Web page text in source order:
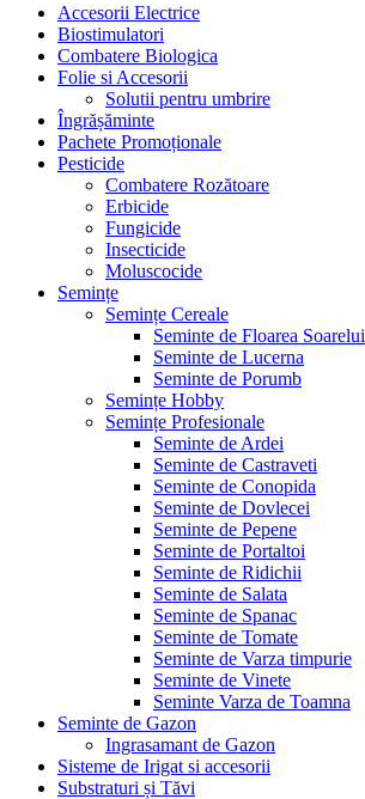
Accesorii Electrice
Biostimulatori
Combatere Biologica
Folie si Accesorii
Solutii pentru umbrire
Îngrășăminte
Pachete Promoționale
Pesticide
Combatere Rozătoare
Erbicide
Fungicide
Insecticide
Moluscocide
Semințe
Semințe Cereale
Seminte de Floarea Soarelui
Seminte de Lucerna
Seminte de Porumb
Semințe Hobby
Semințe Profesionale
Seminte de Ardei
Seminte de Castraveti
Seminte de Conopida
Seminte de Dovlecei
Seminte de Pepene
Seminte de Portaltoi
Seminte de Ridichii
Seminte de Salata
Seminte de Spanac
Seminte de Tomate
Seminte de Varza timpurie
Seminte de Vinete
Seminte Varza de Toamna
Seminte de Gazon
Ingrasamant de Gazon
Sisteme de Irigat si accesorii
Substraturi și Tăvi